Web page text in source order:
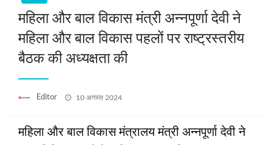
महिला और बाल विकास मंत्री अन्नपूर्णा देवी ने
महिला और बाल विकास पहलों पर राष्ट्रस्तरीय
बैठक की अध्यक्षता की
Editor
Posted
10 अगस्त 2024
महिला और बाल विकास मंत्रालय मंत्री अन्नपूर्णा देवी ने